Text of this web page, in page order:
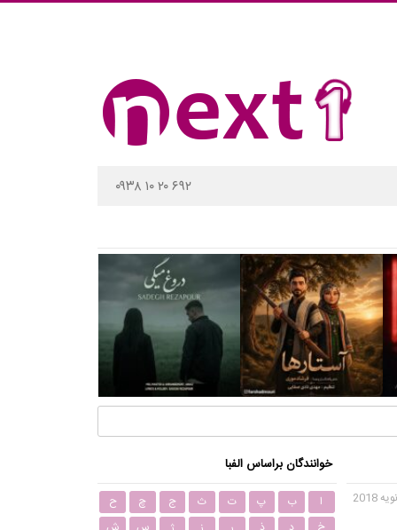
۰۹۳۸ ۱۰ ۲۰ ۶۹۲
خوانندگان براساس الفبا
ا ب پ ت ث ج چ
ح